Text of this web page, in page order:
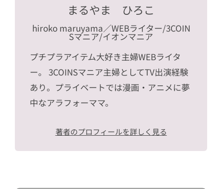
まるやま ひろこ
hiroko maruyama／WEBライター/3COIN
Sマニア/イオンマニア
プチプラアイテム大好き主婦WEBライタ
ー。 3COINSマニア主婦としてTV出演経験
あり。プライベートでは漫画・アニメに夢
中なアラフォーママ。
著者のプロフィールを詳しく見る